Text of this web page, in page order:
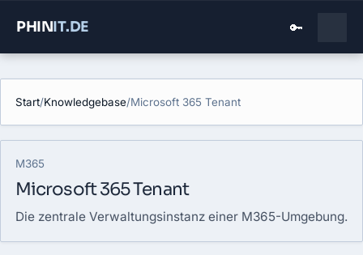
PHINIT.DE 🔑
Start/Knowledgebase/Microsoft 365 Tenant
M365
Microsoft 365 Tenant
Die zentrale Verwaltungsinstanz einer M365-Umgebung.